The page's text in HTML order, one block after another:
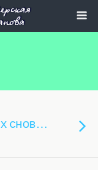
снов…